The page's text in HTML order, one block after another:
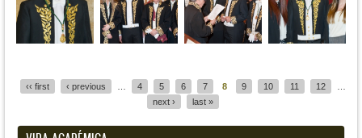
‹‹ first ‹ previous 4 5 6 7 8 9 10 11 12
next ›
last »